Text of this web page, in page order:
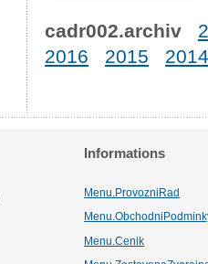
cadr002.archiv
2016
2015 2014
Informations
Menu.ProvozniRad
Menu.Cenik